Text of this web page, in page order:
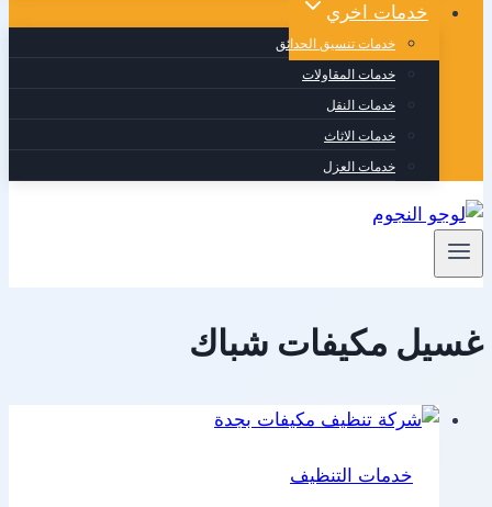
خدمات اخري
خدمات تنسيق الحدائق
خدمات المقاولات
خدمات النقل
خدمات الاثاث
خدمات العزل
غسيل مكيفات شباك
خدمات التنظيف